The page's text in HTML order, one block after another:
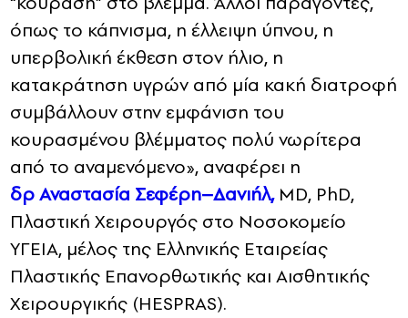
όπως το κάπνισμα, η έλλειψη ύπνου, η
υπερβολική έκθεση στον ήλιο, η
κατακράτηση υγρών από μία κακή διατροφή
συμβάλλουν στην εμφάνιση του
κουρασμένου βλέμματος πολύ νωρίτερα
από το αναμενόμενο», αναφέρει η
δρ Αναστασία Σεφέρη–Δανιήλ,MD, PhD,
Πλαστική Χειρουργός στο Νοσοκομείο
ΥΓΕΙΑ, μέλος της Ελληνικής Εταιρείας
Πλαστικής Επανορθωτικής και Αισθητικής
Χειρουργικής (HESPRAS).